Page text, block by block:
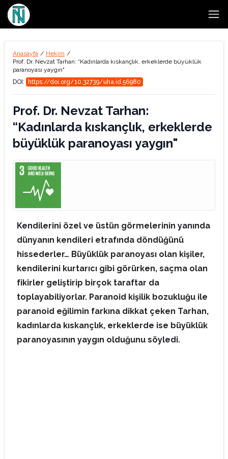
Anasayfa / Hekim /
Prof. Dr. Nevzat Tarhan: “Kadınlarda kıskançlık, erkeklerde büyüklük
paranoyası yaygın"
DOI:
https://doi.org/10.32739/uha.id.56980
Prof. Dr. Nevzat Tarhan:
“Kadınlarda kıskançlık, erkeklerde
büyüklük paranoyası yaygın"
Kendilerini özel ve üstün görmelerinin yanında
dünyanın kendileri etrafında döndüğünü
hissederler… Büyüklük paranoyası olan kişiler,
kendilerini kurtarıcı gibi görürken, saçma olan
fikirler geliştirip birçok taraftar da
toplayabiliyorlar. Paranoid kişilik bozukluğu ile
paranoid eğilimin farkına dikkat çeken Tarhan,
kadınlarda kıskançlık, erkeklerde ise büyüklük
paranoyasının yaygın olduğunu söyledi.